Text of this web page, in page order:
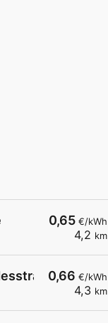
0,65€/kWh
4,2 km
0,66 €/kWh
4,3 km
45